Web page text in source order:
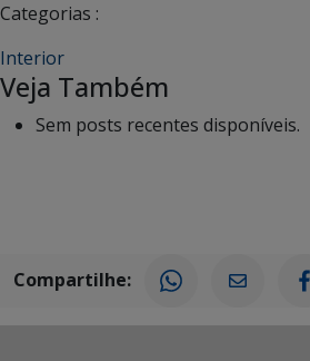
Categorias :
Interior
Veja Também
Sem posts recentes disponíveis.
Compartilhe: